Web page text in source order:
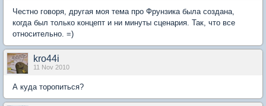
Честно говоря, другая моя тема про Фрунзика была создана,
когда был только концепт и ни минуты сценария. Так, что все
относительно. =)
kro44i
11 Nov 2010
А куда торопиться?